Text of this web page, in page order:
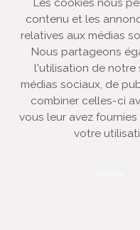
contenu et les
relatives aux médias
Nous partageons
l'utilisation de notre
médias sociaux, de
combiner celles-ci
vous leur avez
votre